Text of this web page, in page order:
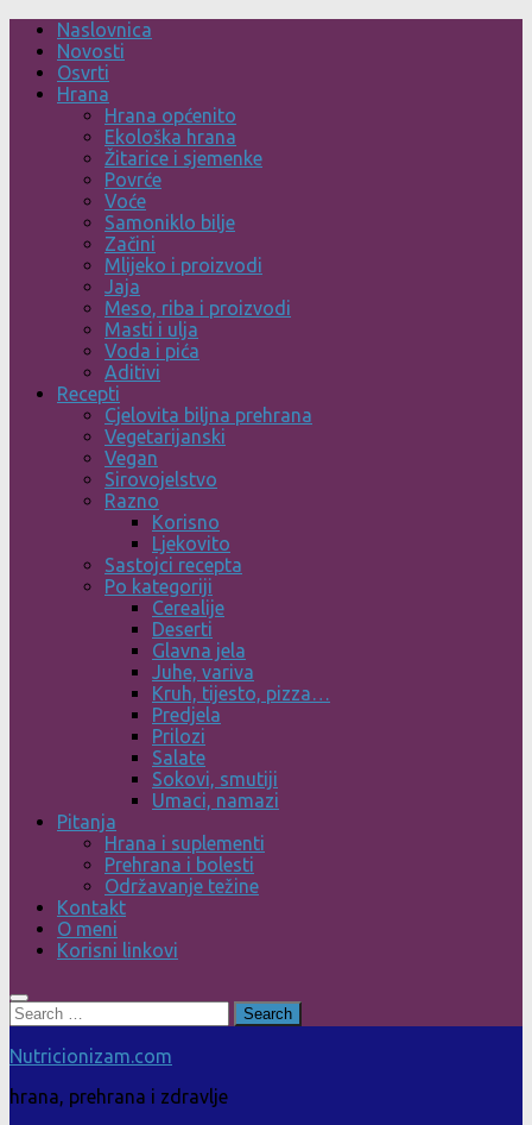
Skip
content
Naslovnica
Novosti
Osvrti
Hrana
Hrana općenito
Ekološka hrana
Žitarice i sjemenke
Povrće
Voće
Samoniklo bilje
Začini
Mlijeko i proizvodi
Jaja
Meso, riba i proizvodi
Masti i ulja
Voda i pića
Aditivi
Recepti
Cjelovita biljna prehrana
Vegetarijanski
Vegan
Sirovojelstvo
Razno
Korisno
Ljekovito
Sastojci recepta
Po kategoriji
Cerealije
Deserti
Glavna jela
Juhe, variva
Kruh, tijesto, pizza…
Predjela
Prilozi
Salate
Sokovi, smutiji
Umaci, namazi
Pitanja
Hrana i suplementi
Prehrana i bolesti
Održavanje težine
Kontakt
O meni
Korisni linkovi
Search
for:
Nutricionizam.com
hrana, prehrana i zdravlje